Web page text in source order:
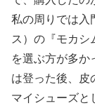
私の周りでは入
ス）の『モカシ
を選ぶ方が多か
は登った後、皮
マイシューズと